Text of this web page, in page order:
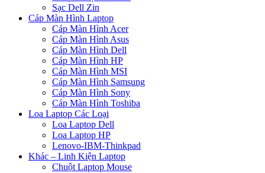
Sạc Dell Zin
Cáp Màn Hình Laptop
Cáp Màn Hình Acer
Cáp Màn Hình Asus
Cáp Màn Hình Dell
Cáp Màn Hình HP
Cáp Màn Hình MSI
Cáp Màn Hình Samsung
Cáp Màn Hình Sony
Cáp Màn Hình Toshiba
Loa Laptop Các Loại
Loa Laptop Dell
Loa Laptop HP
Lenovo-IBM-Thinkpad
Khác – Linh Kiện Laptop
Chuột Laptop Mouse